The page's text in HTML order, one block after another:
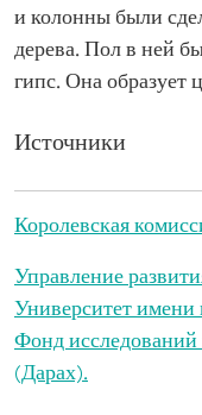
и колонны были
дерева. Пол в ней
гипс. Она образует
Источники
Королевская
Управление
Университет имени
Фонд исследований
(Дарах).